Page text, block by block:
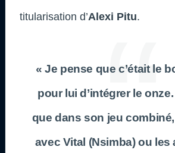
titularisation d’Alexi Pitu.
« Je pense que c’était le
pour lui d’intégrer le
que dans son jeu
avec Vital (Nsimba) ou les